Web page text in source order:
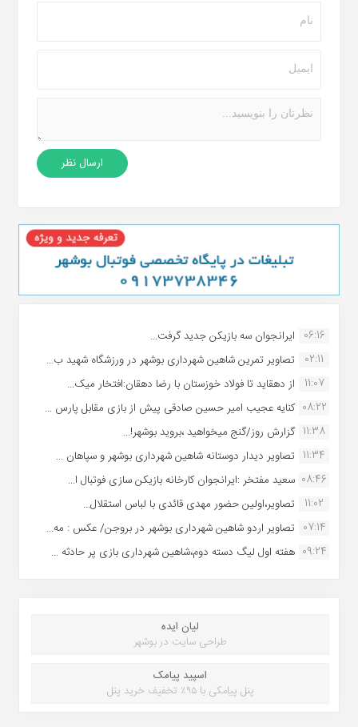
06:16 ایرانجوان سه بازیکن جدید گرفت...
02:11
تصاویر تمرین شاهین شهردارى بوشهر در ورزشگاه شهید ب...
11:07
از دهقاید تا فولاد خوزستان با رضا دهقان:افتخار میک...
08:22 کنایه عجیب امیر حسین صادقی پیش از بازی مقابل پارس ...
11:38 گزارش روز/گنج میخواهید ،بروید بوشهر!...
11:34 تصاویر دیدار دوستانه شاهین شهردارى بوشهر و سپاهان ...
08:46 سعید مفتخر :ایرانجوان کارخانه بازیکن سازی فوتبال ا...
11:02
تصاویر،اولین حضور مهدی قائدی با لباس استقلال...
07:14 تصاویر اردو شاهین شهرداری بوشهر در بروجن/ عکس : مه...
09:24 هفته اول لیگ دسته دوم،شاهین شهرداری بازی پر حادثه ...
لیان ایده
طراحی سایت در بوشهر
اسپید پیامک
پنل پیامکی با ۹۵٪ تخفیف خرید پنل